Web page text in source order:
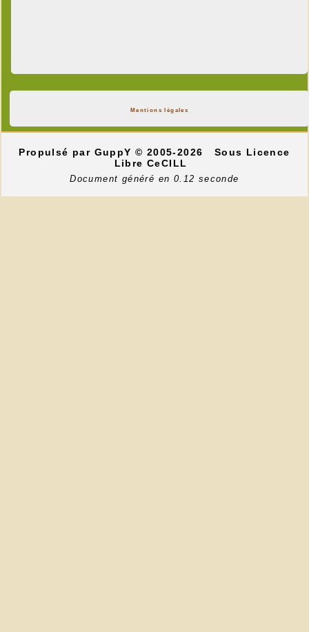
Mentions légales
Propulsé par GuppY© 2005-2026
Sous Licence
Libre CeCILL
Document généré en 0.12 seconde